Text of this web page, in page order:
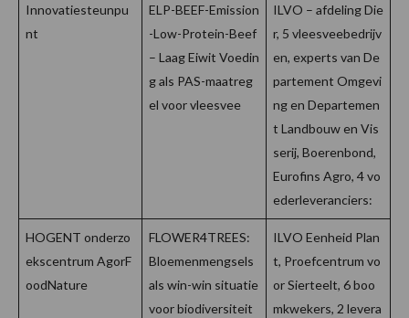
Innovatiesteunpu
nt
ELP-BEEF-Emission
-Low-Protein-Beef
– Laag Eiwit Voedin
g als PAS-maatreg
el voor vleesvee
ILVO – afdeling Die
r, 5 vleesveebedrijv
en, experts van De
partement Omgevi
ng en Departemen
t Landbouw en Vis
serij, Boerenbond,
Eurofins Agro, 4 vo
ederleveranciers:
HOGENT onderzo
ekscentrum AgorF
oodNature
FLOWER4TREES:
Bloemenmengsels
als win-win situatie
voor biodiversiteit
ILVO Eenheid Plan
t, Proefcentrum vo
or Sierteelt, 6 boo
mkwekers, 2 levera